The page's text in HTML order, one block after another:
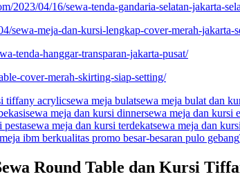
2023/04/16/sewa-tenda-gandaria-selatan-jakarta-
sewa-meja-dan-kursi-lengkap-cover-merah-jakarta-
tenda-hanggar-transparan-jakarta-pusat/
cover-merah-skirting-siap-setting/
tiffany acrylicsewa meja bulatsewa meja bulat dan
sewa meja dan kursi dinnersewa meja dan kursi
pestasewa meja dan kursi terdekatsewa meja dan
ibm berkualitas promo besar-besaran pulo gebang
Round Table dan Kursi